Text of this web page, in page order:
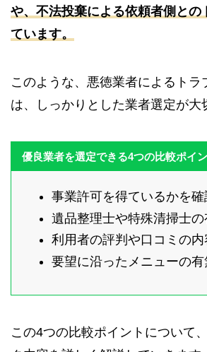
や、不法投棄による依頼者側との
ています。
このような、悪徳業者によるトラ
は、しっかりとした業者選定が大
優良業者を選定できる4つの比較ポイ
事業許可を得ているかを確
遺品整理士や特殊清掃士の
利用者の評判や口コミの内
要望に沿ったメニューの有
この4つの比較ポイントについて